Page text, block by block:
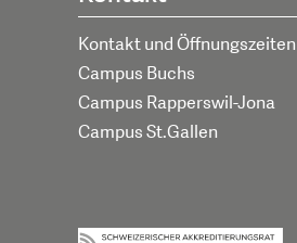
Kontakt und Öffnungszeiten
Campus Buchs
Campus Rapperswil-Jona
Campus St.Gallen